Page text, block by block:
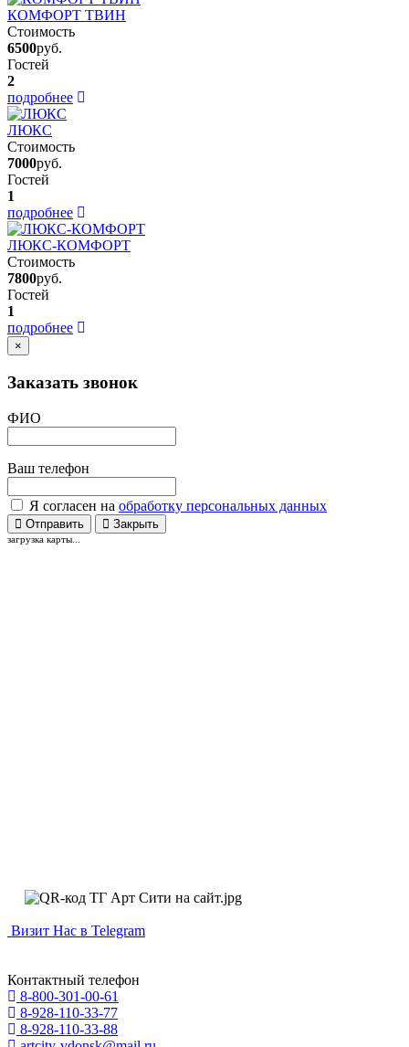
КОМФОРТ ТВИН
Стоимость
6500руб.
Гостей
2
подробнее
ЛЮКС
Стоимость
7000руб.
Гостей
1
подробнее
ЛЮКС-КОМФОРТ
Стоимость
7800руб.
Гостей
1
подробнее
×
Заказать звонок
ФИО
Ваш телефон
Я согласен на обработку персональных данных
Отправить Закрыть
загрузка карты...
Визит Нас в Telegram
Контактный телефон
8-800-301-00-61
8-928-110-33-77
8-928-110-33-88